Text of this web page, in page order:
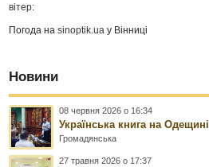
вітер:
Погода наsinoptik.ua у Вінниці
Новини
08 червня 2026 о 16:34
Українська книга на Одещині
Громадянська
27 травня 2026 о 17:37